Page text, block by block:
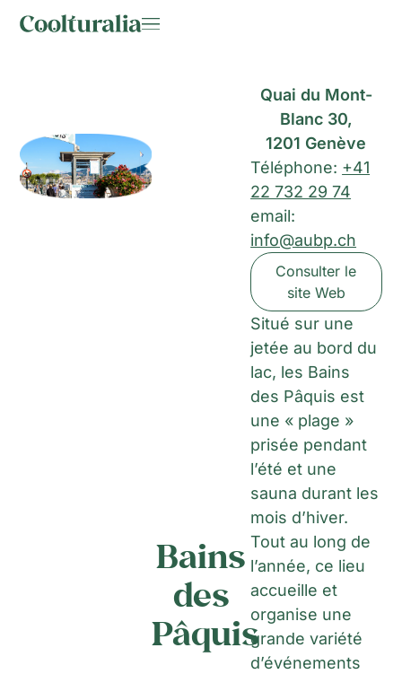
Bains
des
Pâquis
Situé sur une
jetée au bord du
lac, les Bains
des Pâquis est
une « plage »
prisée pendant
l’été et une
sauna durant les
mois d’hiver.
Tout au long de
l’année, ce lieu
accueille et
organise une
grande variété
d’événements
Quai du Mont-
Blanc 30,
1201 Genève
Téléphone: +41
22 732 29 74
email:
info@aubp.ch
Consulter le
site Web